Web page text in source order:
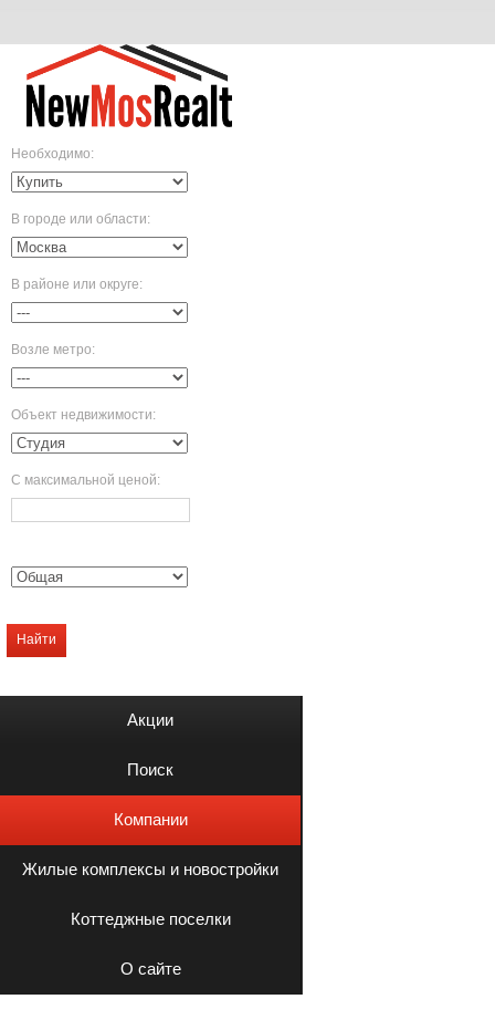
Необходимо:
В городе или области:
В районе или округе:
Возле метро:
Объект недвижимости:
С максимальной ценой:
Найти
Акции
Поиск
Компании
Жилые комплексы и новостройки
Коттеджные поселки
О сайте